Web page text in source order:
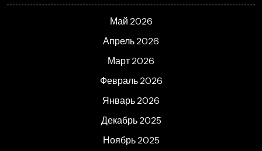
Май 2026
Апрель 2026
Март 2026
Февраль 2026
Январь 2026
Декабрь 2025
Ноябрь 2025